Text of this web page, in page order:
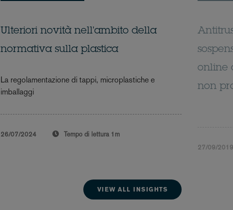
Ulteriori novità nell'ambito della
normativa sulla plastica
La regolamentazione di tappi, microplastiche e
imballaggi
26/07/2024 Tempo di lettura 1m
online
non
27/09/
VIEW ALL INSIGHTS